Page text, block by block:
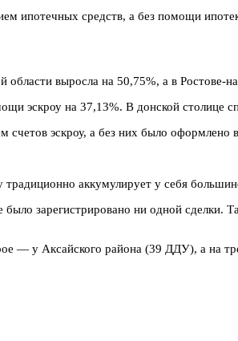
ипотечных средств, а без помощи
области выросла на 50,75%, а в Ростове-
эскроу на 37,13%. В донской столице
эскроу, а без них было оформлено
аккумулирует у себя
зарегистрировано ни одной сделки.
— у Аксайского района (39 ДДУ), а на